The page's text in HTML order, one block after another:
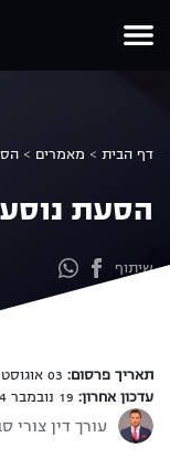
דף הבית > מאמרים >
הסעת
שיתוף
תאריך פרסום:
עדכון אחרון:
עורך דין צורי